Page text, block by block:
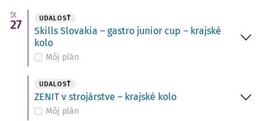
St
27 UDALOSŤ
Skills Slovakia – gastro junior cup – krajské
kolo
Môj plán
UDALOSŤ
ZENIT v strojárstve – krajské kolo
Môj plán